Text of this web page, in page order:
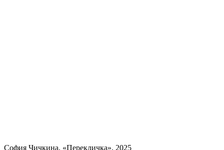
София Чичкина. «Перекличка», 2025